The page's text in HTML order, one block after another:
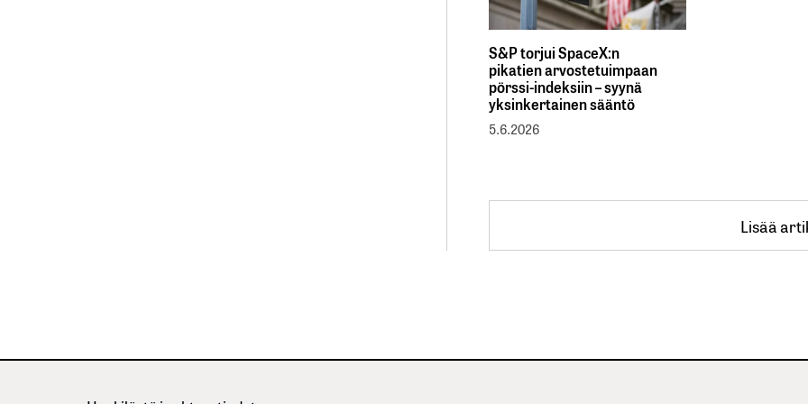
S&P torjui SpaceX:n
pikatien arvostetuimpaan
pörssi-indeksiin – syynä
yksinkertainen sääntö
5.6.2026
Lisää
Lisää